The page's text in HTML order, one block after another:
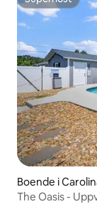
Superhost
Boende i
The Oasis -